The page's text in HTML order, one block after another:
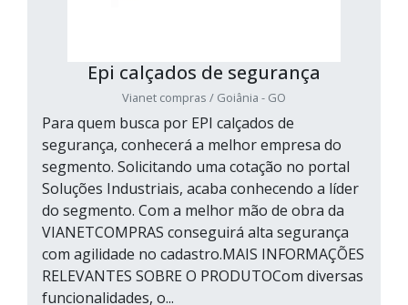
Epi calçados de segurança
Vianet compras / Goiânia - GO
Para quem busca por EPI calçados de
segurança, conhecerá a melhor empresa do
segmento. Solicitando uma cotação no portal
Soluções Industriais, acaba conhecendo a líder
do segmento. Com a melhor mão de obra da
VIANETCOMPRAS conseguirá alta segurança
com agilidade no cadastro.MAIS INFORMAÇÕES
RELEVANTES SOBRE O PRODUTOCom diversas
funcionalidades, o...